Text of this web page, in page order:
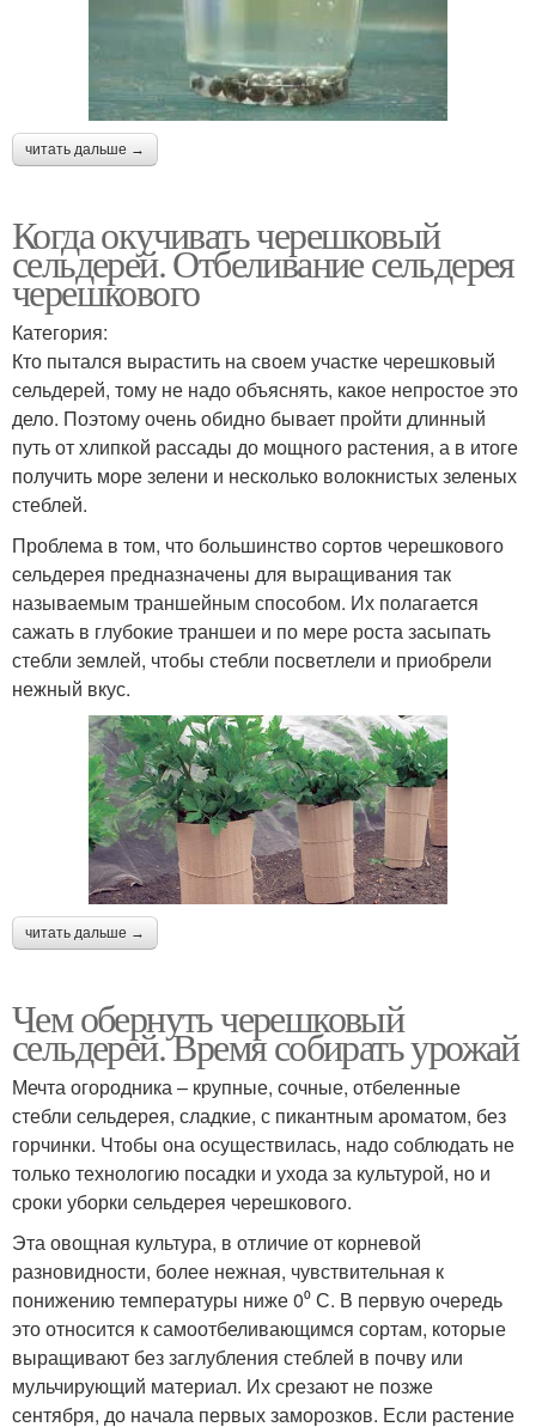
читать дальше →
Когда окучивать черешковый
сельдерей. Отбеливание сельдерея
черешкового
Категория:
Кто пытался вырастить на своем участке черешковый
сельдерей, тому не надо объяснять, какое непростое это
дело. Поэтому очень обидно бывает пройти длинный
путь от хлипкой рассады до мощного растения, а в итоге
получить море зелени и несколько волокнистых зеленых
стеблей.
Проблема в том, что большинство сортов черешкового
сельдерея предназначены для выращивания так
называемым траншейным способом. Их полагается
сажать в глубокие траншеи и по мере роста засыпать
стебли землей, чтобы стебли посветлели и приобрели
нежный вкус.
читать дальше →
Чем обернуть черешковый
сельдерей. Время собирать урожай
Мечта огородника – крупные, сочные, отбеленные
стебли сельдерея, сладкие, с пикантным ароматом, без
горчинки. Чтобы она осуществилась, надо соблюдать не
только технологию посадки и ухода за культурой, но и
сроки уборки сельдерея черешкового.
Эта овощная культура, в отличие от корневой
разновидности, более нежная, чувствительная к
понижению температуры ниже 0⁰ С. В первую очередь
это относится к самоотбеливающимся сортам, которые
выращивают без заглубления стеблей в почву или
мульчирующий материал. Их срезают не позже
сентября, до начала первых заморозков. Если растение